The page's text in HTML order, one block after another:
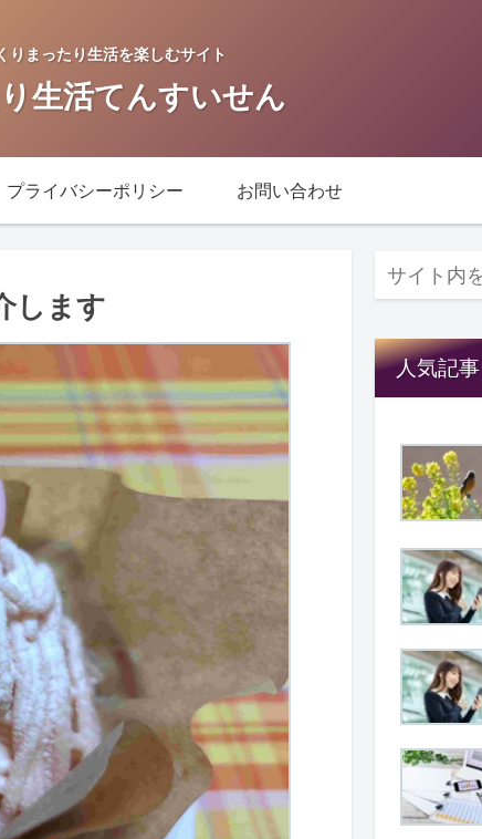
りまったり生活を楽しむサイト
生活てんすいせん
プライバシーポリシー お問い合わせ
します
人気記事